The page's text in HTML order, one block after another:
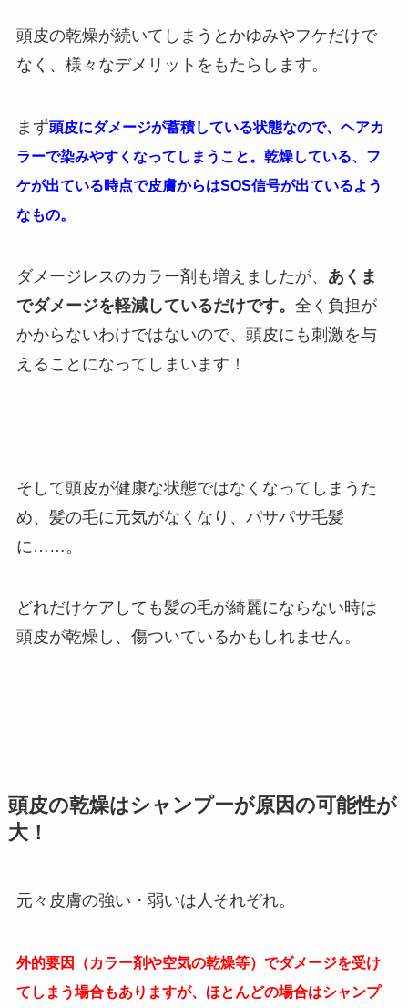
頭皮の乾燥が続いてしまうとかゆみやフケだけで
なく、様々なデメリットをもたらします。
まず頭皮にダメージが蓄積している状態なので、ヘアカ
ラーで染みやすくなってしまうこと。乾燥している、フ
ケが出ている時点で皮膚からはSOS信号が出ているよう
なもの。
ダメージレスのカラー剤も増えましたが、 あくま
でダメージを軽減しているだけです。 全く負担が
かからないわけではないので、頭皮にも刺激を与
えることになってしまいます！
そして頭皮が健康な状態ではなくなってしまうた
め、髪の毛に元気がなくなり、パサパサ毛髪
に……。
どれだけケアしても髪の毛が綺麗にならない時は
頭皮が乾燥し、傷ついているかもしれません。
頭皮の乾燥はシャンプーが原因の可能性が
大！
元々皮膚の強い・弱いは人それぞれ。
外的要因（カラー剤や空気の乾燥等）でダメージを受け
てしまう場合もありますが、ほとんどの場合はシャンプ